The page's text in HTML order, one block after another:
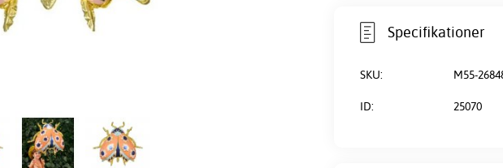
Specifikationer
SKU: M55-
ID: 25070